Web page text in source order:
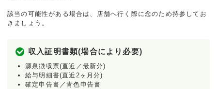
該当の可能性がある場合は、店舗へ行く際に念のため持参してお
きましょう。
収入証明書類(場合により必要)
源泉徴収票(直近／最新分)
給与明細書(直近2ヶ月分)
確定申告書／青色申告書